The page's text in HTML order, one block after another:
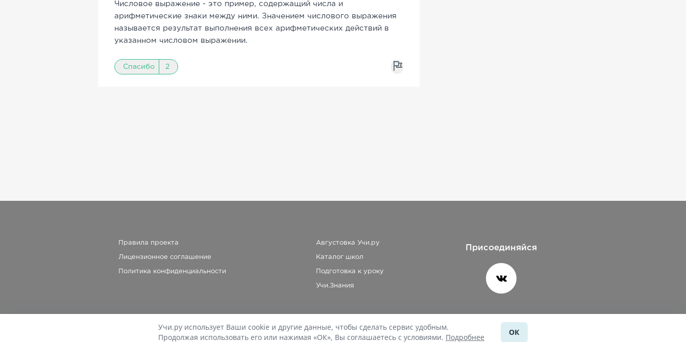
Числовое выражение - это пример, содержащий числа и
арифметические знаки между ними. Значением числового выражения
называется результат выполнения всех арифметических действий в
указанном числовом выражении.
Спасибо 2
Правила проекта
Лицензионное соглашение
Политика конфиденциальности
Августовка Учи.ру
Каталог школ
Подготовка к уроку
Учи.Знания
Присоединяйся
При копировании материалов uchi.ru/otvety ссылка на сайт обязательна.
Учи.ру использует Ваши cookie и другие данные, чтобы сделать сервис удобным.
Продолжая использовать его или нажимая «ОК», Вы соглашаетесь с условиями. Подробнее
ОК